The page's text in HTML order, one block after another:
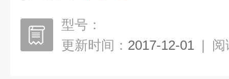
型号：
更新时间： 2017-12-01 | 阅